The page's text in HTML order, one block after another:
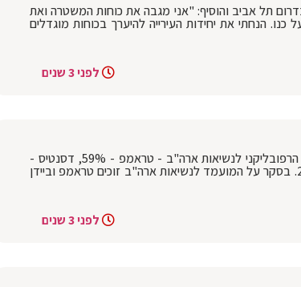
תל אביב והוסיף: "אני מגבה את כוחות המשטרה ואת
הנחתי את יחידות העירייה להיערך בכוחות מוגדלים
לפני 3 שנים
הבחירות בארה"ב: סקר וול סטריט ג'ורנל לבחירות המועמד הרפובליקני לנשיאות ארה"ב - טראמפ - 59%, דסנטיס -
13%, היילי- 8%, רמסוואמי - 5%, כריסטי - 3%, פנס - 2%. בסקר על המועמד לנשיאות ארה"ב זוכים טראמפ וביידן
לפני 3 שנים